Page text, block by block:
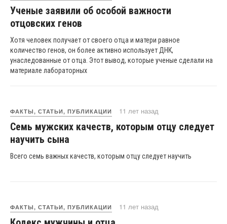
Ученые заявили об особой важности
отцовских генов
Хотя человек получает от своего отца и матери равное
количество генов, он более активно использует ДНК,
унаследованные от отца. Этот вывод, которые ученые сделали на
материале лабораторных
ФАКТЫ, СТАТЬИ, ПУБЛИКАЦИИ 11 лет назад
Семь мужских качеств, которым отцу следует
научить сына
Всего семь важных качеств, которым отцу следует научить
ФАКТЫ, СТАТЬИ, ПУБЛИКАЦИИ 11 лет назад